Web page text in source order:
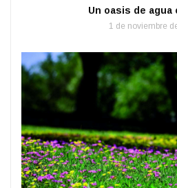
Un oasis de agua
1 de noviembre